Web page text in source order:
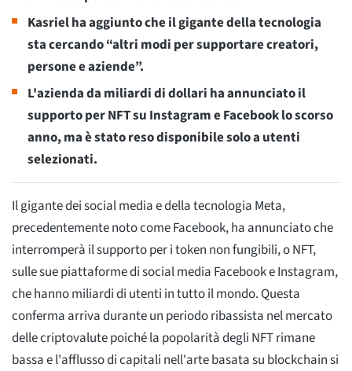
Kasriel ha aggiunto che il gigante della tecnologia
sta cercando “altri modi per supportare creatori,
persone e aziende”.
L'azienda da miliardi di dollari ha annunciato il
supporto per NFT su Instagram e Facebook lo scorso
anno, ma è stato reso disponibile solo a utenti
selezionati.
Il gigante dei social media e della tecnologia Meta,
precedentemente noto come Facebook, ha annunciato che
interromperà il supporto per i token non fungibili, o NFT,
sulle sue piattaforme di social media Facebook e Instagram,
che hanno miliardi di utenti in tutto il mondo. Questa
conferma arriva durante un periodo ribassista nel mercato
delle criptovalute poiché la popolarità degli NFT rimane
bassa e l'afflusso di capitali nell'arte basata su blockchain si